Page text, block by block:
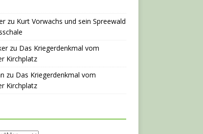
zu Kurt Vorwachs und sein Spreewald
zu Das Kriegerdenkmal vom
Kirchplatz
zu Das Kriegerdenkmal vom
Kirchplatz